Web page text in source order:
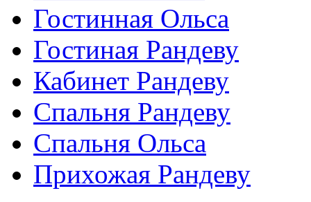
Гостинная Ольса
Гостиная Рандеву
Кабинет Рандеву
Спальня Рандеву
Спальня Ольса
Прихожая Рандеву